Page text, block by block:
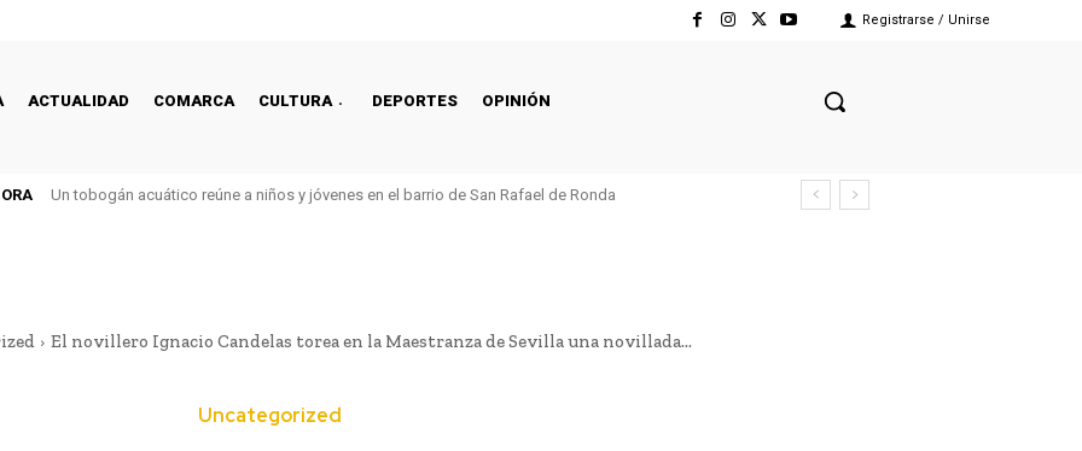
Registrarse / Unirse
ACTUALIDAD COMARCA CULTURA DEPORTES OPINIÓN
Un tobogán acuático reúne a niños y jóvenes en el barrio de San Rafael de Ronda
El novillero Ignacio Candelas torea en la Maestranza de Sevilla una novillada...
Uncategorized